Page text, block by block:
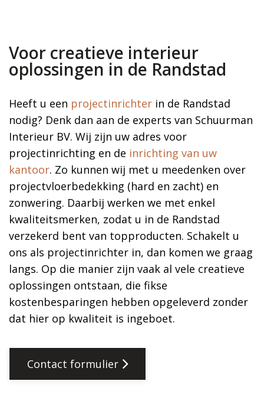
Voor creatieve interieur
oplossingen in de Randstad
Heeft u een projectinrichter in de Randstad
nodig? Denk dan aan de experts van Schuurman
Interieur BV. Wij zijn uw adres voor
projectinrichting en de inrichting van uw
kantoor. Zo kunnen wij met u meedenken over
projectvloerbedekking (hard en zacht) en
zonwering. Daarbij werken we met enkel
kwaliteitsmerken, zodat u in de Randstad
verzekerd bent van topproducten. Schakelt u
ons als projectinrichter in, dan komen we graag
langs. Op die manier zijn vaak al vele creatieve
oplossingen ontstaan, die fikse
kostenbesparingen hebben opgeleverd zonder
dat hier op kwaliteit is ingeboet.
Contact formulier